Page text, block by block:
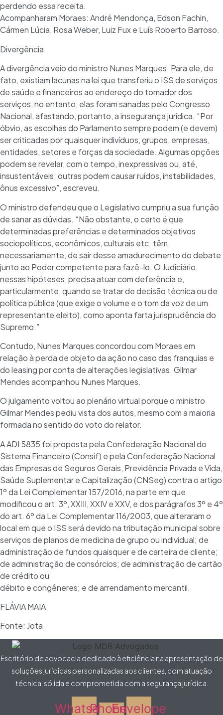
perdendo essa receita.
Acompanharam Moraes: André Mendonça, Edson Fachin,
Cármen Lúcia, Rosa Weber, Luiz Fux e Luís Roberto Barroso.
Divergência
A divergência veio do ministro Nunes Marques. Para ele, de
fato, existiam lacunas na lei que transferiu o ISS de serviços
de saúde e financeiros ao endereço do tomador dos
serviços, no entanto, elas foram sanadas pelo Congresso
Nacional, afastando, portanto, a insegurança jurídica. “Por
óbvio, as escolhas do Parlamento sempre podem (e devem)
ser criticadas por quaisquer indivíduos, grupos, empresas,
entidades, setores e forças da sociedade. Algumas opções
podem se revelar, com o tempo, inexpressivas ou, até,
insustentáveis; outras podem causar ruídos, instabilidades,
ônus excessivo”, escreveu.
O ministro defendeu que o Legislativo cumpriu a sua função
de sanar as dúvidas. “Não obstante, o certo é que
determinadas preferências e determinados objetivos
sociopolíticos, econômicos, culturais etc. têm,
necessariamente, de sair desse amadurecimento do debate
junto ao Poder competente para fazê-lo. O Judiciário,
nessas hipóteses, precisa atuar com deferência e,
particularmente, quando se tratar de decisão técnica ou de
política pública (que exige o volume e o tom da voz de um
representante eleito), como aponta farta jurisprudência do
Supremo.”
Contudo, Nunes Marques concordou com Moraes em
relação à perda de objeto da ação no caso das franquias e
do leasing por conta de alterações legislativas. Gilmar
Mendes acompanhou Nunes Marques.
O julgamento voltou ao plenário virtual porque o ministro
Gilmar Mendes pediu vista dos autos, mesmo com a maioria
formada no sentido do voto do relator.
A ADI 5835 foi proposta pela Confederação Nacional do
Sistema Financeiro (Consif) e pela Confederação Nacional
das Empresas de Seguros Gerais, Previdência Privada e Vida,
Saúde Suplementar e Capitalização (CNSeg) contra o artigo
1º da Lei Complementar 157/2016, na parte em que
modificou o art. 3º, XXIII, XXIV e XXV, e dos parágrafos 3º e 4º
do art. 6º da Lei Complementar 116/2003, que alteraram o
local em que o ISS será devido na tributação municipal sobre
serviços de planos de medicina de grupo ou individual; de
administração de fundos quaisquer e de carteira de cliente;
de administração de consórcios; de administração de cartão
de crédito ou
débito e congêneres; e de arrendamento mercantil.
FLÁVIA MAIA
Fonte: Jota
Escritório de advocacia dedicado à eficiência na apresentação de
soluções jurídicas personalizadas aos clientes, com atuação
técnica, sólida e comprometida com a segurança jurídica.
Whatsapp
Phone-Envelope